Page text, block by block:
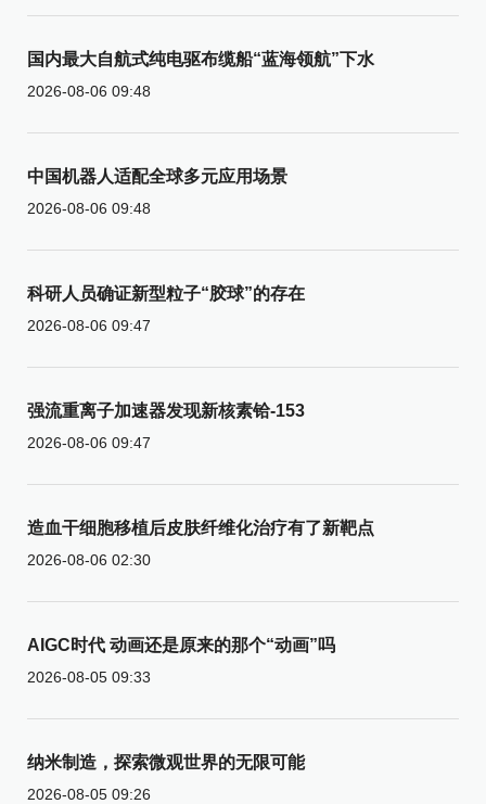
国内最大自航式纯电驱布缆船“蓝海领航”下水
2026-08-06 09:48
中国机器人适配全球多元应用场景
2026-08-06 09:48
科研人员确证新型粒子“胶球”的存在
2026-08-06 09:47
强流重离子加速器发现新核素铪-153
2026-08-06 09:47
造血干细胞移植后皮肤纤维化治疗有了新靶点
2026-08-06 02:30
AIGC时代 动画还是原来的那个“动画”吗
2026-08-05 09:33
纳米制造，探索微观世界的无限可能
2026-08-05 09:26